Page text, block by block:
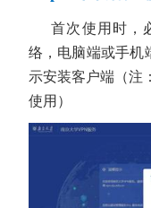
首次使用时，
络，电脑端或手机
示安装客户端（注：
使用）